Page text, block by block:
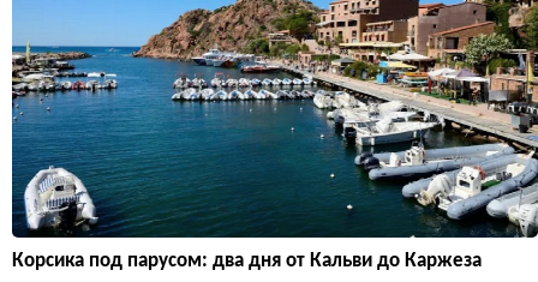
Корсика под парусом: два дня от Кальви до Каржеза